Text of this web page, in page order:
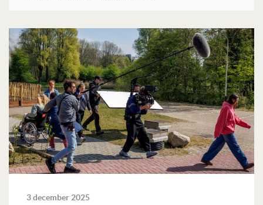
Lees verder
3 december 2025